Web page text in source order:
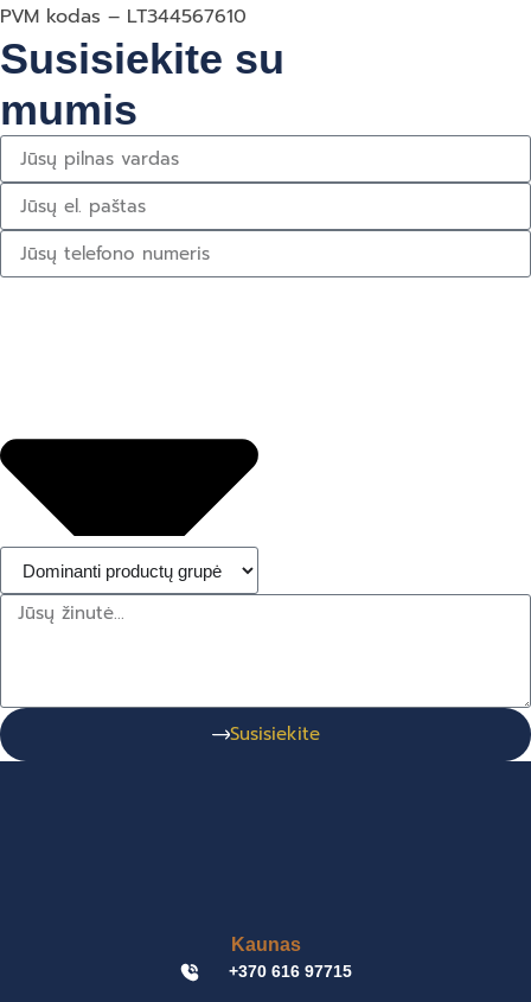
PVM kodas – LT344567610
Susisiekite su
mumis
Susisiekite
Kaunas
+370 616 97715